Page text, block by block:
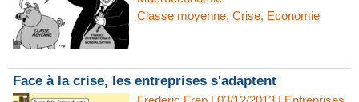
Classe moyenne, Crise, Economie
Face à la crise, les entreprises s'adaptent